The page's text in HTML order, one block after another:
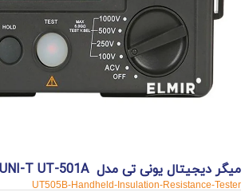
میگر دیجیتال یونی تی مدل UNI-T UT-501A
UT505B-Handheld-Insulation-Resistance-Tester